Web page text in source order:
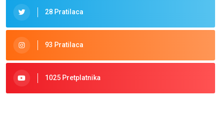
28 Pratilaca
93 Pratilaca
1025 Pretplatnika